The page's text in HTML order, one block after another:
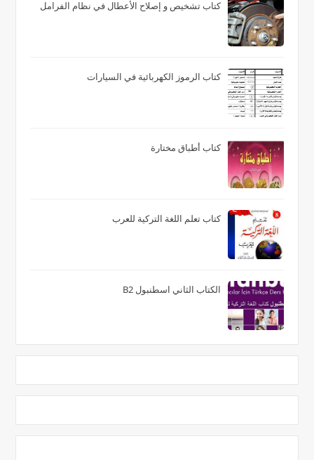
كتاب تشخيص و إصلاح الأعطال في نظام الفرامل
كتاب الرموز الكهربائية في السيارات
كتاب أطباق مختارة
كتاب تعلم اللغة التركية للعرب
الكتاب الثاني اسطنبول B2